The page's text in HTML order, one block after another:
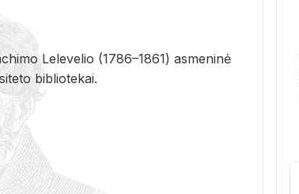
Le­le­ve­lio (1786–1861) as­me­ni­nė
bi­b­lio­te­kai.